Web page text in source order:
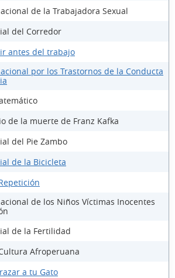
de la Trabajadora Sexual
del Corredor
antes del trabajo
por los Trastornos de la Conducta
de la muerte de Franz Kafka
del Pie Zambo
de la Bicicleta
de los Niños Víctimas Inocentes
de la Fertilidad
Afroperuana
a tu Gato